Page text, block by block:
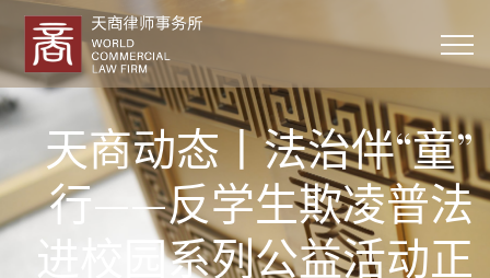
天商动态丨法治伴“童”
行——反学生欺凌普法
进校园系列公益活动正